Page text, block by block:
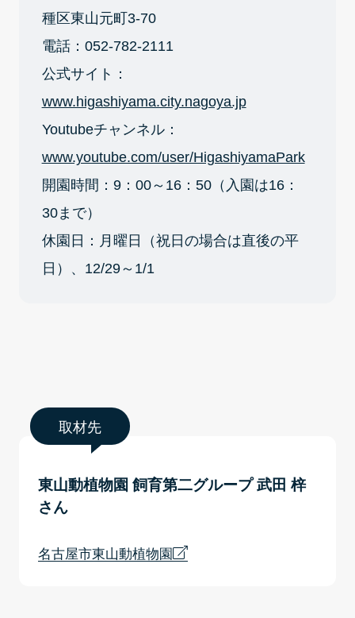
種区東山元町3-70
電話：052-782-2111
公式サイト：
www.higashiyama.city.nagoya.jp
Youtubeチャンネル：
www.youtube.com/user/HigashiyamaPark
開園時間：9：00～16：50（入園は16：
30まで）
休園日：月曜日（祝日の場合は直後の平
日）、12/29～1/1
取材先
東山動植物園 飼育第二グループ 武田 梓
さん
名古屋市東山動植物園